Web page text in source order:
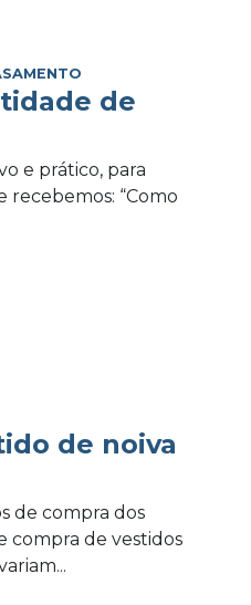
de
e prático, para
recebemos: “Como
de noiva
de compra dos
compra de vestidos